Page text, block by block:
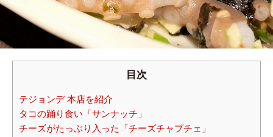
目次
テジョンデ 本店を紹介
タコの踊り食い「サンナッチ」
チーズがたっぷり入った「チーズチャプチェ」